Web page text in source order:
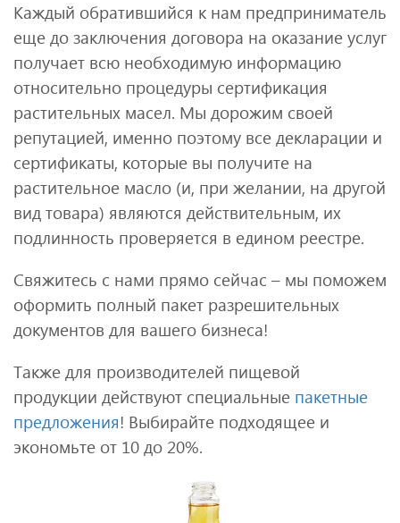
Каждый обратившийся к нам предприниматель
еще до заключения договора на оказание услуг
получает всю необходимую информацию
относительно процедуры сертификация
растительных масел. Мы дорожим своей
репутацией, именно поэтому все декларации и
сертификаты, которые вы получите на
растительное масло (и, при желании, на другой
вид товара) являются действительным, их
подлинность проверяется в едином реестре.
Свяжитесь с нами прямо сейчас – мы поможем
оформить полный пакет разрешительных
документов для вашего бизнеса!
Также для производителей пищевой
продукции действуют специальные пакетные
предложения! Выбирайте подходящее и
экономьте от 10 до 20%.